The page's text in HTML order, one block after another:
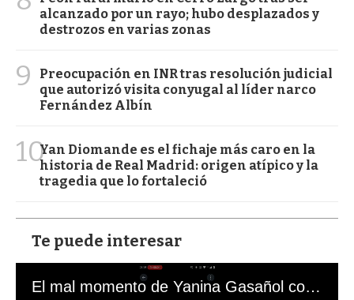
alcanzado por un rayo; hubo desplazados y
destrozos en varias zonas
9
Preocupación en INR tras resolución judicial
que autorizó visita conyugal al líder narco
Fernández Albín
10Yan Diomande es el fichaje más caro en la
historia de Real Madrid: origen atípico y la
tragedia que lo fortaleció
Te puede interesar
El mal momento de Yanina Gasañol con un hincha argentino en "Subrayado"